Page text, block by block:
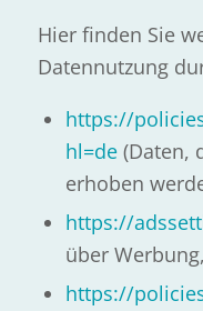
Hier finden Sie
Datennutzung
https://
hl=de(Daten,
erhoben
https://
über
https://